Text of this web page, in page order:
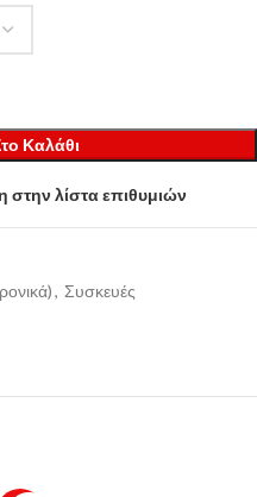
Καλάθι
στην λίστα επιθυμιών
, Συσκευές